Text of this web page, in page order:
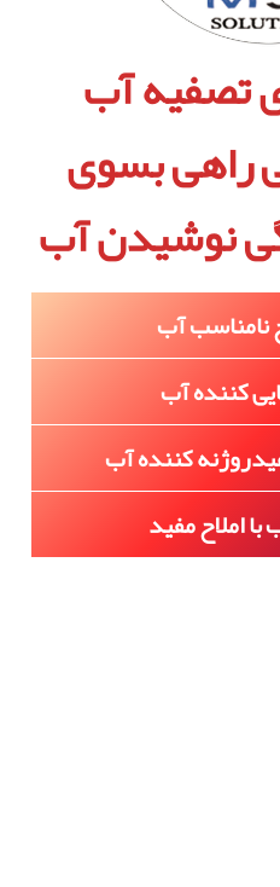
تصفیه آب
راهی بسوی
نوشیدن آب
نامناسب آب
کننده آب
کننده آب
املاح مفید